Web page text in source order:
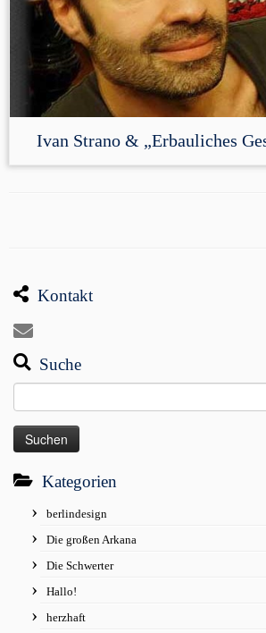
Ivan Strano & „Erbauliches
Kontakt
Suche
nach:
Kategorien
berlindesign
Die großen Arkana
Die Schwerter
Hallo!
herzhaft